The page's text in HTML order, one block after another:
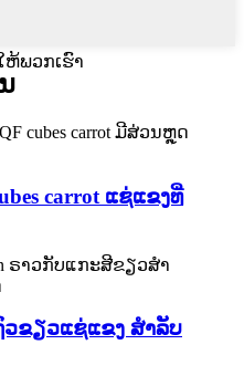
ຫ້ພວກເຮົາ
carrot ແຊ່ແຂງທີ່
ວຂຽວແຊ່ແຂງ ສໍາລັບ